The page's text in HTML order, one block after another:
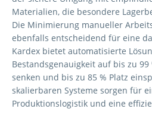
Materialien, die besondere
Die Minimierung manueller
ebenfalls entscheidend für eine
Kardex bietet automatisierte
Bestandsgenauigkeit auf bis zu
senken und bis zu 85 % Platz
skalierbaren Systeme sorgen für
Produktionslogistik und eine